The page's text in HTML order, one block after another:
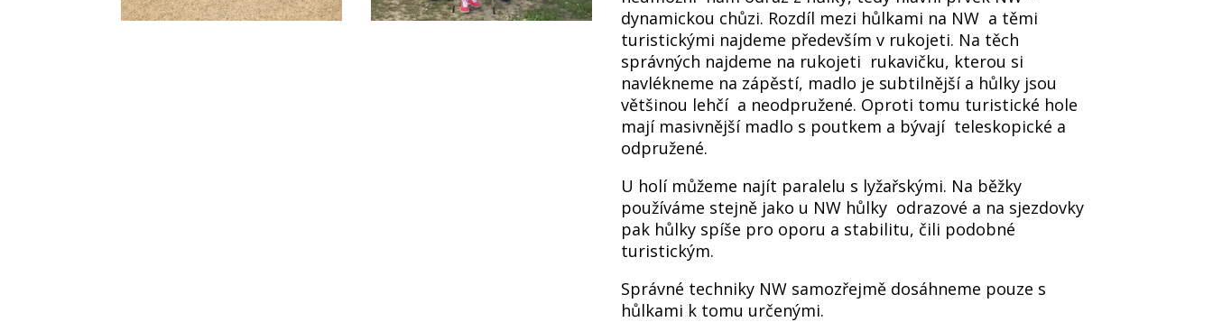
dynamickou chůzi. Rozdíl mezi hůlkami na NW a těmi
turistickými najdeme především v rukojeti. Na těch
správných najdeme na rukojeti rukavičku, kterou si
navlékneme na zápěstí, madlo je subtilnější a hůlky jsou
většinou lehčí a neodpružené. Oproti tomu turistické hole
mají masivnější madlo s poutkem a bývají teleskopické a
odpružené.
U holí můžeme najít paralelu s lyžařskými. Na běžky
používáme stejně jako u NW hůlky odrazové a na sjezdovky
pak hůlky spíše pro oporu a stabilitu, čili podobné
turistickým.
Správné techniky NW samozřejmě dosáhneme pouze s
hůlkami k tomu určenými.